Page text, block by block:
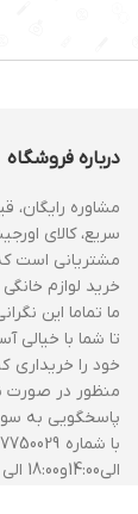
درباره فروشگاه
مشاوره رایگان،
سریع، کالای
مشتریانی است
خرید لوازم
ما تماما این
تا شما با خیالی
خود را خریداری
منظور در صورت
پاسخگویی به